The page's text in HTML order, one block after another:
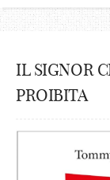
IL SIGNOR
PROIBITA